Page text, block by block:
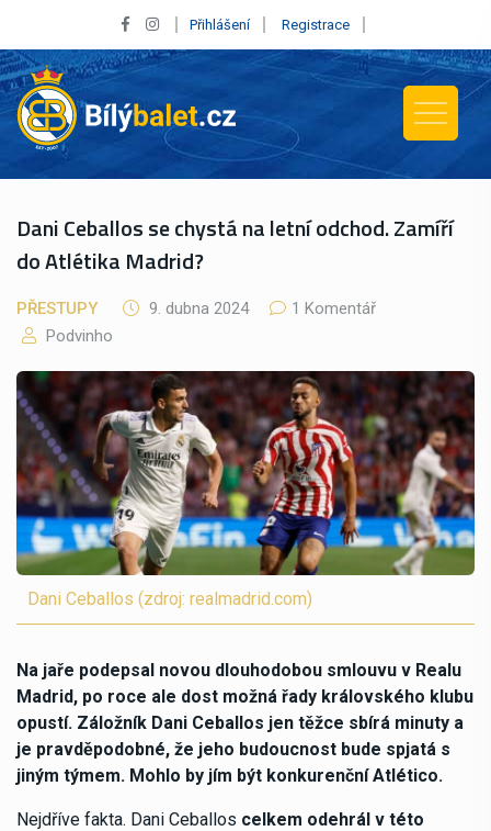
Přihlášení Registrace
Dani Ceballos se chystá na letní odchod. Zamíří
do Atlétika Madrid?
PŘESTUPY 9. dubna 2024
1 Komentář
Podvinho
Dani Ceballos (zdroj: realmadrid.com)
Na jaře podepsal novou dlouhodobou smlouvu v Realu
Madrid, po roce ale dost možná řady královského klubu
opustí. Záložník Dani Ceballos jen těžce sbírá minuty a
je pravděpodobné, že jeho budoucnost bude spjatá s
jiným týmem. Mohlo by jím být konkurenční Atlético.
Nejdříve fakta. Dani Ceballos celkem odehrál v této